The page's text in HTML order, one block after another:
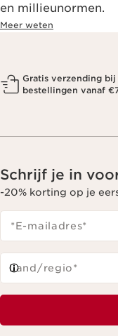
en millieunormen.
Meer weten
Gratis verzending bij
bestellingen vanaf
Schrijf je in
-20% korting op je
*E-mailadres*
Land/regio*